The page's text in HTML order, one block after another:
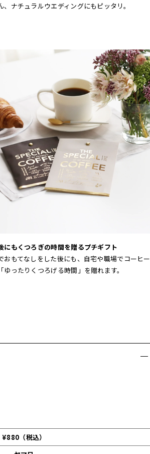
、ナチュラルウエディングにもピッタリ。
にもくつろぎの時間を贈るプチギフト
おもてなしをした後にも、自宅や職場でコーヒ
ゆったりくつろげる時間」を贈れます。
¥880（税込）